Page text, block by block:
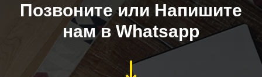
Позвоните или Напишите
нам в Whatsapp